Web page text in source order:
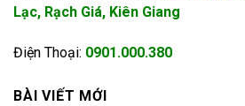
Lạc, Rạch Giá, Kiên Giang
Điện Thoại: 0901.000.380
BÀI VIẾT MỚI